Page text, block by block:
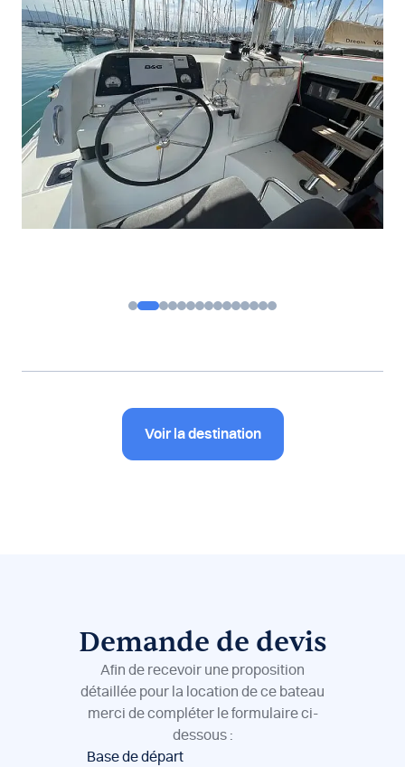
Voir la destination
Demande de devis
Afin de recevoir une proposition
détaillée pour la location de ce bateau
merci de compléter le formulaire ci-
dessous :
Réservation
Base de départ